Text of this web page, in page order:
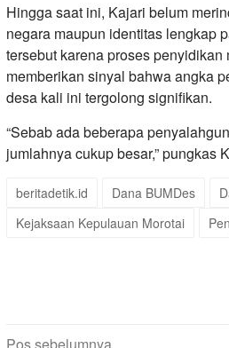
Hingga saat ini, Kajari belum
negara maupun identitas lengkap
tersebut karena proses
memberikan sinyal bahwa angka
desa kali ini tergolong signifikan.
“Sebab ada beberapa
jumlahnya cukup besar,” pungkas
beritadetik.id Dana BUMDes
Kejaksaan Kepulauan Morotai
Pos sebelumnya